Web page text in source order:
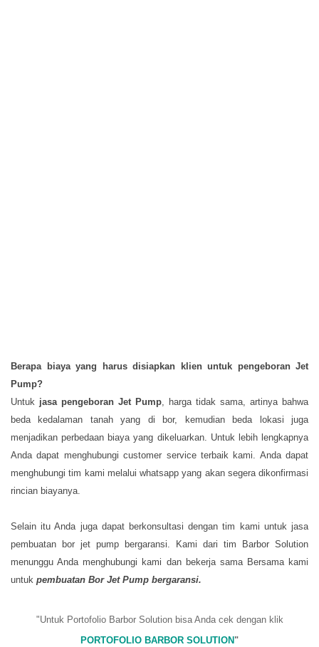
Berapa biaya yang harus disiapkan klien untuk pengeboran Jet
Pump?
Untuk jasa pengeboran Jet Pump , harga tidak sama, artinya bahwa
beda kedalaman tanah yang di bor, kemudian beda lokasi juga
menjadikan perbedaan biaya yang dikeluarkan. Untuk lebih lengkapnya
Anda dapat menghubungi customer service terbaik kami. Anda dapat
menghubungi tim kami melalui whatsapp yang akan segera dikonfirmasi
rincian biayanya.
Selain itu Anda juga dapat berkonsultasi dengan tim kami untuk jasa
pembuatan bor jet pump bergaransi. Kami dari tim Barbor Solution
menunggu Anda menghubungi kami dan bekerja sama Bersama kami
untuk pembuatan Bor Jet Pump bergaransi.
"Untuk Portofolio Barbor Solution bisa Anda cek dengan klik
PORTOFOLIO BARBOR SOLUTION"